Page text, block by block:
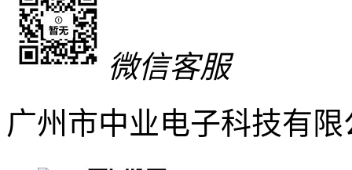
微信客服
广州市中业电子科技有限